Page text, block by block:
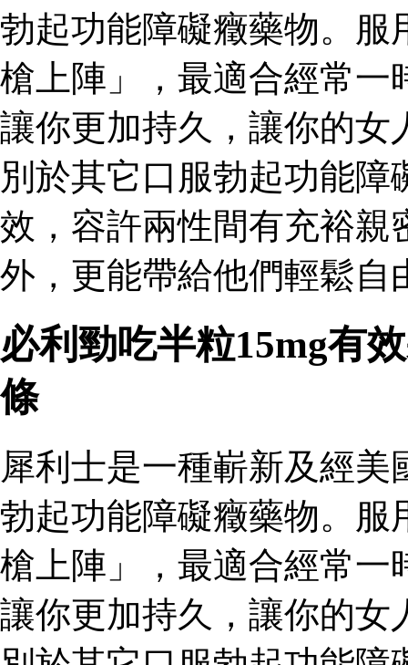
勃起功能障礙癥藥物。服
槍上陣」，最適合經常一
讓你更加持久，讓你的女
別於其它口服勃起功能
效，容許兩性間有充裕親
外，更能帶給他們輕鬆自
必利勁吃半粒15mg有
條
犀利士是一種嶄新及經
勃起功能障礙癥藥物。服
槍上陣」，最適合經常一
讓你更加持久，讓你的女